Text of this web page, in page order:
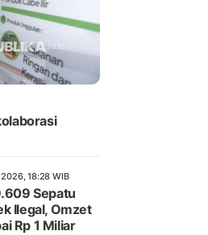
18:28 WIB
Sepatu
Ilegal, Omzet
Rp 1 Miliar